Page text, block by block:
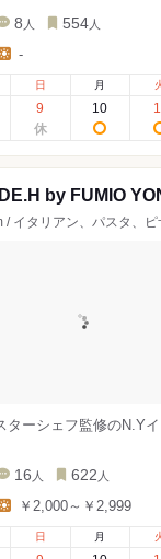
8 人 554 人
-
日
9
月
10
by FUMIO
/ イタリアン、パスタ、ピ
ターシェフ監修のN.Y
16 人 622 人
￥2,000～￥2,999
日 月